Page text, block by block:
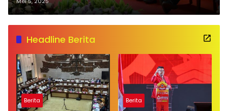
Headline Berita
Berita Berita